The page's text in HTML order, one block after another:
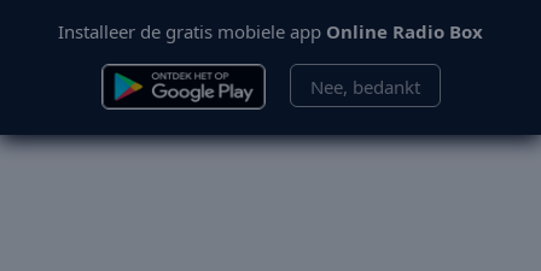
Installeer de gratis mobiele app Online Radio Box
Nee, bedankt